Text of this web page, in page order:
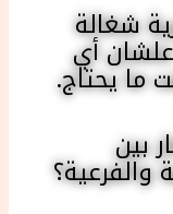
شغالة
أي
ما يحتاج.
بين
والفرعية؟